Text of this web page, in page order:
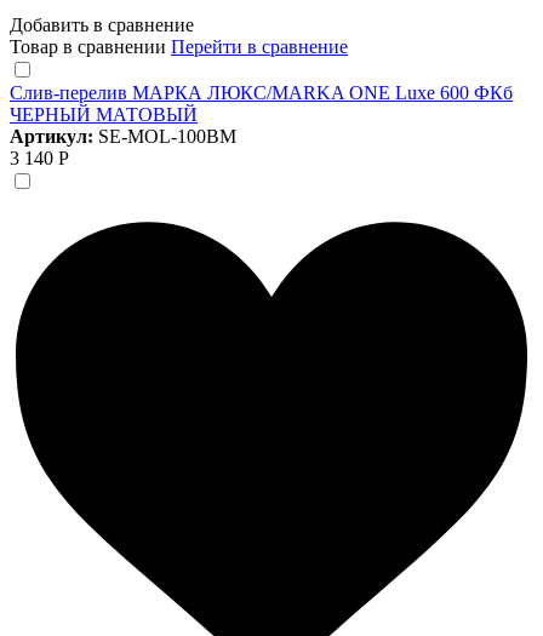
Добавить в сравнение
Товар в сравнении Перейти в сравнение
Слив-перелив МАРКА ЛЮКС/MARKA ONE Luxe 600 ФКб
ЧЕРНЫЙ МАТОВЫЙ
Артикул: SE-MOL-100BM
3 140 Р